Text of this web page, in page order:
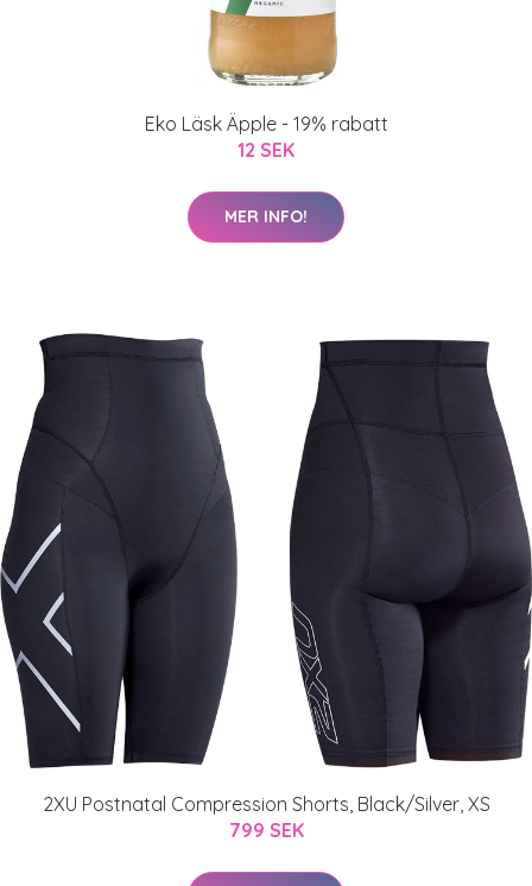
Eko Läsk Äpple - 19% rabatt
12 SEK
MER INFO!
2XU Postnatal Compression Shorts, Black/Silver, XS
799 SEK